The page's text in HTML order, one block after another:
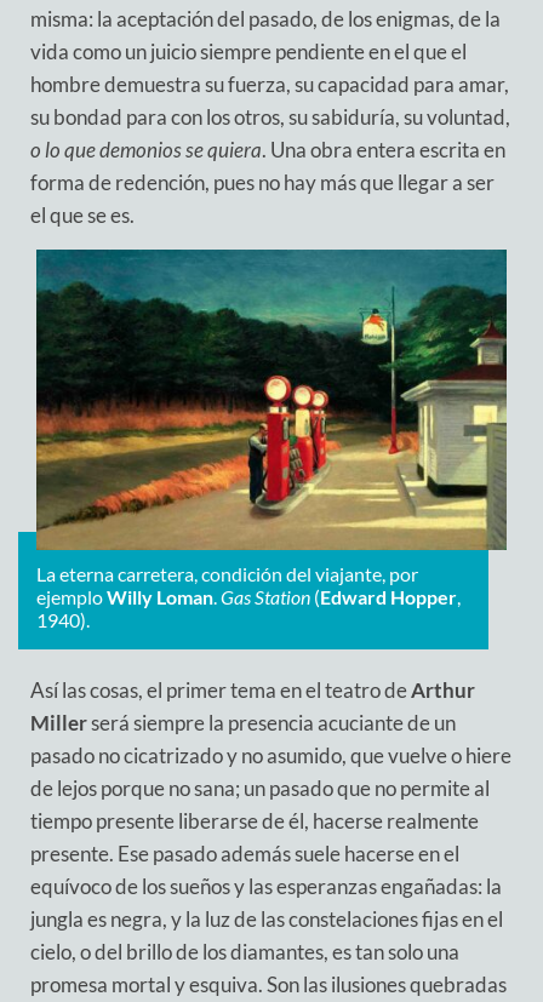
misma: la aceptación del pasado, de los enigmas, de la
vida como un juicio siempre pendiente en el que el
hombre demuestra su fuerza, su capacidad para amar,
su bondad para con los otros, su sabiduría, su voluntad,
o lo que demonios se quiera. Una obra entera escrita en
forma de redención, pues no hay más que llegar a ser
el que se es.
La eterna carretera, condición del viajante, por
ejemploWilly Loman.Gas Station (Edward Hopper,
1940).
Así las cosas, el primer tema en el teatro deArthur
Millerserá siempre la presencia acuciante de un
pasado no cicatrizado y no asumido, que vuelve o hiere
de lejos porque no sana; un pasado que no permite al
tiempo presente liberarse de él, hacerse realmente
presente. Ese pasado además suele hacerse en el
equívoco de los sueños y las esperanzas engañadas: la
jungla es negra, y la luz de las constelaciones fijas en el
cielo, o del brillo de los diamantes, es tan solo una
promesa mortal y esquiva. Son las ilusiones quebradas